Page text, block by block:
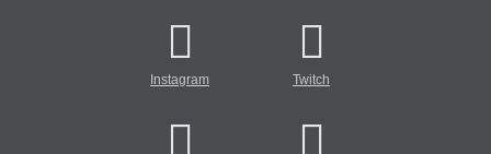
Instagram Twitch